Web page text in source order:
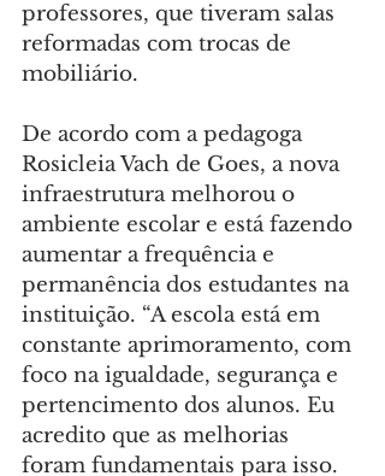
professores, que tiveram salas
reformadas com trocas de
mobiliário.
De acordo com a pedagoga
Rosicleia Vach de Goes, a nova
infraestrutura melhorou o
ambiente escolar e está fazendo
aumentar a frequência e
permanência dos estudantes na
instituição. “A escola está em
constante aprimoramento, com
foco na igualdade, segurança e
pertencimento dos alunos. Eu
acredito que as melhorias
foram fundamentais para isso.